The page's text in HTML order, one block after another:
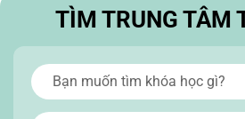
TÌM TRUNG TÂM